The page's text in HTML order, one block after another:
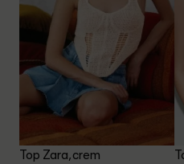
Top Zara, crem